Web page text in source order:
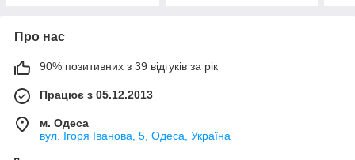
Про нас
90% позитивних з 39 відгуків за рік
Працює з 05.12.2013
м. Одеса
вул. Ігоря Іванова, 5, Одеса, Україна